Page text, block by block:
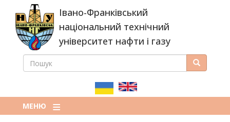
основного
вмісту
Івано-Франківський
національний технічний
університет нафти і газу
ПОШУКОВА
ПОШУК Пошук
МЕНЮ